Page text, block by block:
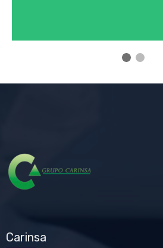
Carinsa